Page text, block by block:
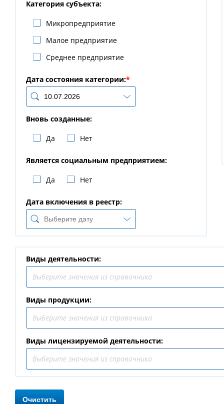
Категория субъекта:
Микропредприятие
Малое предприятие
Среднее предприятие
Дата состояния категории:*
Вновь созданные:
Да Нет
Является социальным предприятием:
Да Нет
Дата включения в реестр:
Виды деятельности:
Выберите значения из справочника
Виды продукции:
Выберите значения из справочника
Виды лицензируемой деятельности:
Выберите значения из справочника
Очистить